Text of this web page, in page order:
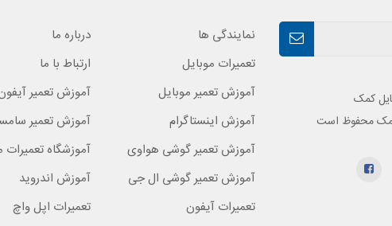
کمک
کمک محفوظ است
نمایندگی ها درباره ما
تعمیرات موبایل
ارتباط با ما
آموزش تعمیر موبایل
آموزش تعمیر
آموزش اینستاگرام
آموزش تعمیر
آموزش تعمیر گوشی هواوی
آموزشگاه تعمیرات
آموزش تعمیر گوشی ال جی
آموزش اندروید
تعمیرات آیفون
تعمیرات اپل واچ